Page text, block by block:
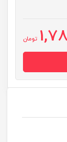
تومان